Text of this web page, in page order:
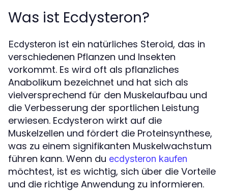
Was ist Ecdysteron?
Ecdysteron ist ein natürliches Steroid, das in
verschiedenen Pflanzen und Insekten
vorkommt. Es wird oft als pflanzliches
Anabolikum bezeichnet und hat sich als
vielversprechend für den Muskelaufbau und
die Verbesserung der sportlichen Leistung
erwiesen. Ecdysteron wirkt auf die
Muskelzellen und fördert die Proteinsynthese,
was zu einem signifikanten Muskelwachstum
führen kann. Wenn du ecdysteron kaufen
möchtest, ist es wichtig, sich über die Vorteile
und die richtige Anwendung zu informieren.